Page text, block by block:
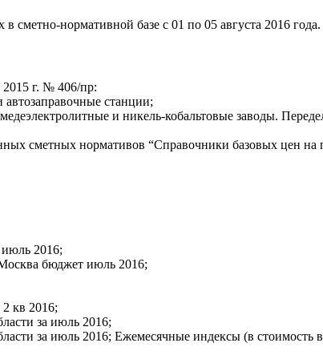
сметно-нормативной базе с 01 по 05 августа 2016 года.
г. № 406/пр:
станции;
и никель-кобальтовые заводы.
сметных нормативов “Справочники базовых цен на
2016;
бюджет июль 2016;
кв 2016;
за июль 2016;
за июль 2016; Ежемесячные индексы (в стоимость